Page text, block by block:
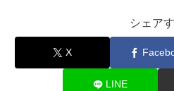
シェア
X
LINE